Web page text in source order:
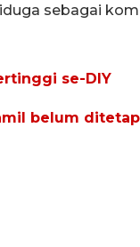
sebagai
se-DIY
belum